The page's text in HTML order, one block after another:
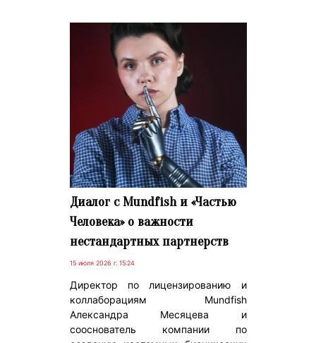
Диалог с Mundfish и «Частью
Человека» о важности
нестандартных партнерств
15 июля 2026 г. 15:24
Директор по лицензированию и
коллаборациям Mundfish
Александра Месяцева и
сооснователь компании по